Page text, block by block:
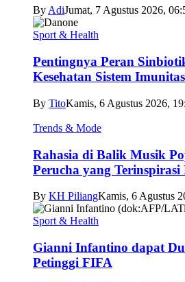
ByAdiJumat, 7 Agustus 2026,
Sport & Health
Pentingnya Peran
Kesehatan Sistem
By TitoKamis, 6 Agustus 2026,
Trends & Mode
Rahasia di Balik Musik
Perucha yang
By KH PiliangKamis, 6 Agustus
Sport & Health
Gianni Infantino dapat
Petinggi FIFA